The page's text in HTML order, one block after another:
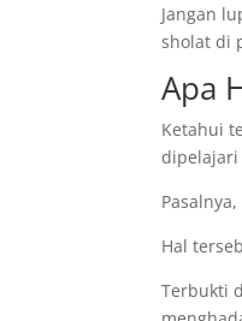
Jangan
sholat di
Apa
Ketahui
dipelajari
Hal
Terbukti